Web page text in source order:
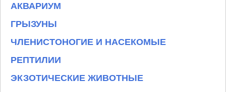
АКВАРИУМ
ГРЫЗУНЫ
ЧЛЕНИСТОНОГИЕ И НАСЕКОМЫЕ
РЕПТИЛИИ
ЭКЗОТИЧЕСКИЕ ЖИВОТНЫЕ